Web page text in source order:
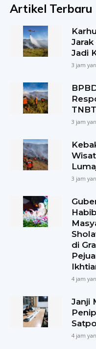
Artikel Terbaru
Jadi
3 jam
3 jam
3 jam
di
4 jam
Janji
4 jam